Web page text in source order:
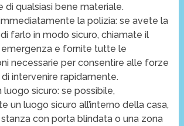
di qualsiasi bene materiale.
la polizia: se avete la
farlo in modo sicuro, chiamate il
e fornite tutte le
necessarie per consentire alle forze
di intervenire rapidamente.
luogo sicuro: se possibile,
un luogo sicuro all’interno della casa,
con porta blindata o una zona